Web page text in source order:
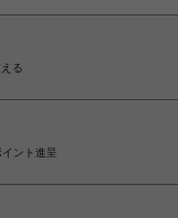
る
ント進呈